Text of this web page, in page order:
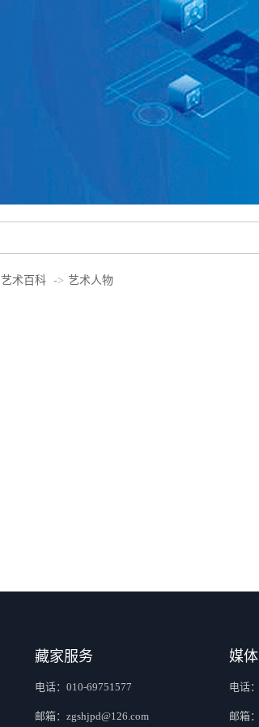
艺术百科 艺术人物
藏家服务
电话：010-69751577
邮箱：zgshjpd@126.com
媒
电话
邮箱